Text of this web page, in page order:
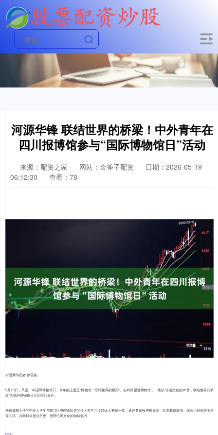
河源华锋 联结世界的桥梁！中外青年在
四川报博馆参与“国际博物馆日”活动
来源：配资之家 网站：金斧子配资
日期：2026-05-19
06:12:30
查看：78
封面新闻记者 徐语杨
5月18日，又是一年国际博物馆日，今年的主题是“博物馆：联结世界的桥梁”。在四川报业博物馆，一场以“传递文化的声音，联结世界的桥
梁”为题的博物馆日活动热烈展开。
来自成都大学的中外大学生与锦江区书院街街道的社区青年共计50余人齐聚一堂，通过参观报博馆展览、欣赏非遗表演、体验川剧脸谱手绘
等方式，共同触摸报业历史，感受巴蜀文化的独特魅力。